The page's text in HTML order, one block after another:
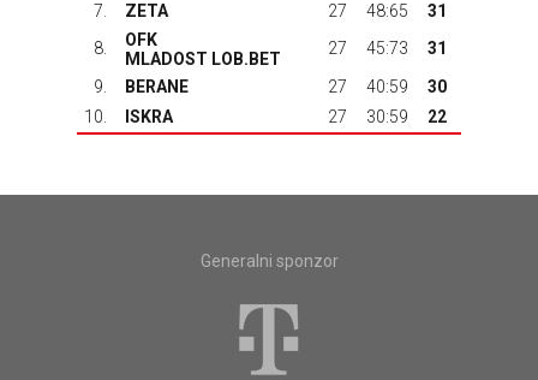
7.
ZETA 27 48:65
31
8.
OFK
MLADOST LOB.BET
27 45:73
31
9.
BERANE 27 40:59
30
10.
ISKRA 27 30:59 22
Generalni sponzor